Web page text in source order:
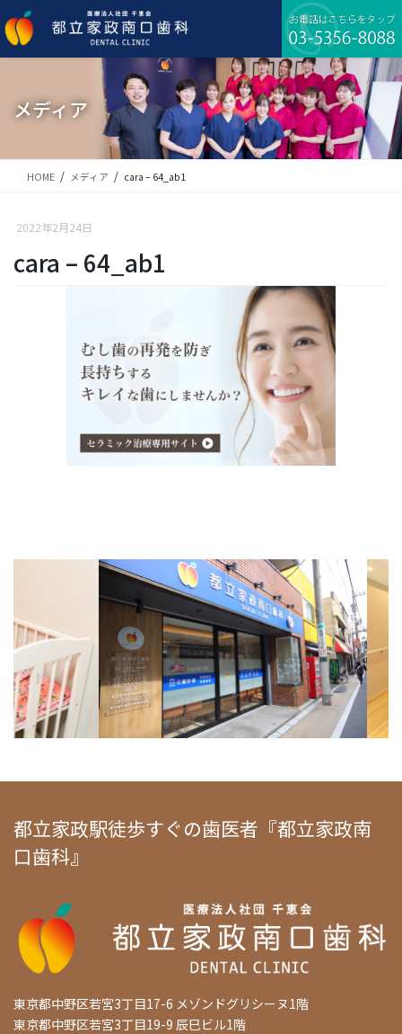
ン
テ
ビ
ゲ
移
メディア
HOME メディア cara – 64_ab1
2022年2月24日
cara – 64_ab1
都立家政駅徒歩すぐの歯医者『都立家政南
口歯科』
東京都中野区若宮3丁目17-6 メゾンドグリシーヌ1階
東京都中野区若宮3丁目19-9 辰巳ビル1階